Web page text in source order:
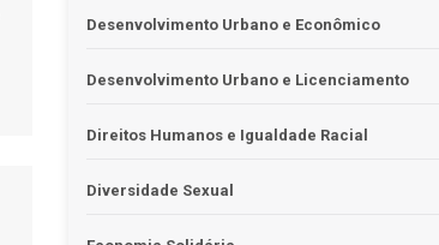
Desenvolvimento Urbano e Econômico
Desenvolvimento Urbano e Licenciamento
Direitos Humanos e Igualdade Racial
Diversidade Sexual